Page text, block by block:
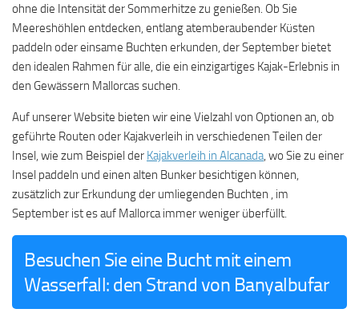
ohne die Intensität der Sommerhitze zu genießen. Ob Sie
Meereshöhlen entdecken, entlang atemberaubender Küsten
paddeln oder einsame Buchten erkunden, der September bietet
den idealen Rahmen für alle, die ein einzigartiges Kajak-Erlebnis in
den Gewässern Mallorcas suchen.
Auf unserer Website bieten wir eine Vielzahl von Optionen an, ob
geführte Routen oder Kajakverleih in verschiedenen Teilen der
Insel, wie zum Beispiel der Kajakverleih in Alcanada , wo Sie zu einer
Insel paddeln und einen alten Bunker besichtigen können,
zusätzlich zur Erkundung der umliegenden Buchten , im
September ist es auf Mallorca immer weniger überfüllt.
Besuchen Sie eine Bucht mit einem
Wasserfall: den Strand von Banyalbufar